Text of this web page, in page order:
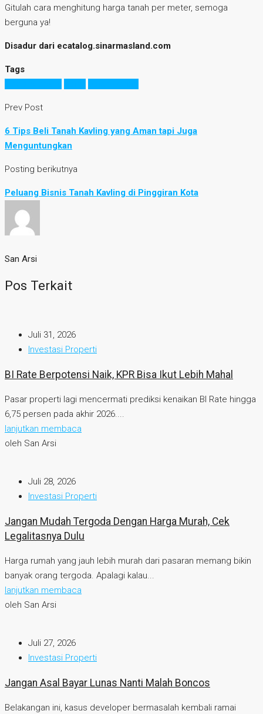
Gitulah cara menghitung harga tanah per meter, semoga
berguna ya!
Disadur dari ecatalog.sinarmasland.com
Tags
Prev Post
6 Tips Beli Tanah Kavling yang Aman tapi Juga
Menguntungkan
Posting berikutnya
Peluang Bisnis Tanah Kavling di Pinggiran Kota
San Arsi
Pos Terkait
Juli 31, 2026
Investasi Properti
BI Rate Berpotensi Naik, KPR Bisa Ikut Lebih Mahal
Pasar properti lagi mencermati prediksi kenaikan BI Rate hingga
6,75 persen pada akhir 2026....
lanjutkan membaca
oleh San Arsi
Juli 28, 2026
Investasi Properti
Jangan Mudah Tergoda Dengan Harga Murah, Cek
Legalitasnya Dulu
Harga rumah yang jauh lebih murah dari pasaran memang bikin
banyak orang tergoda. Apalagi kalau...
lanjutkan membaca
oleh San Arsi
Juli 27, 2026
Investasi Properti
Jangan Asal Bayar Lunas Nanti Malah Boncos
Belakangan ini, kasus developer bermasalah kembali ramai